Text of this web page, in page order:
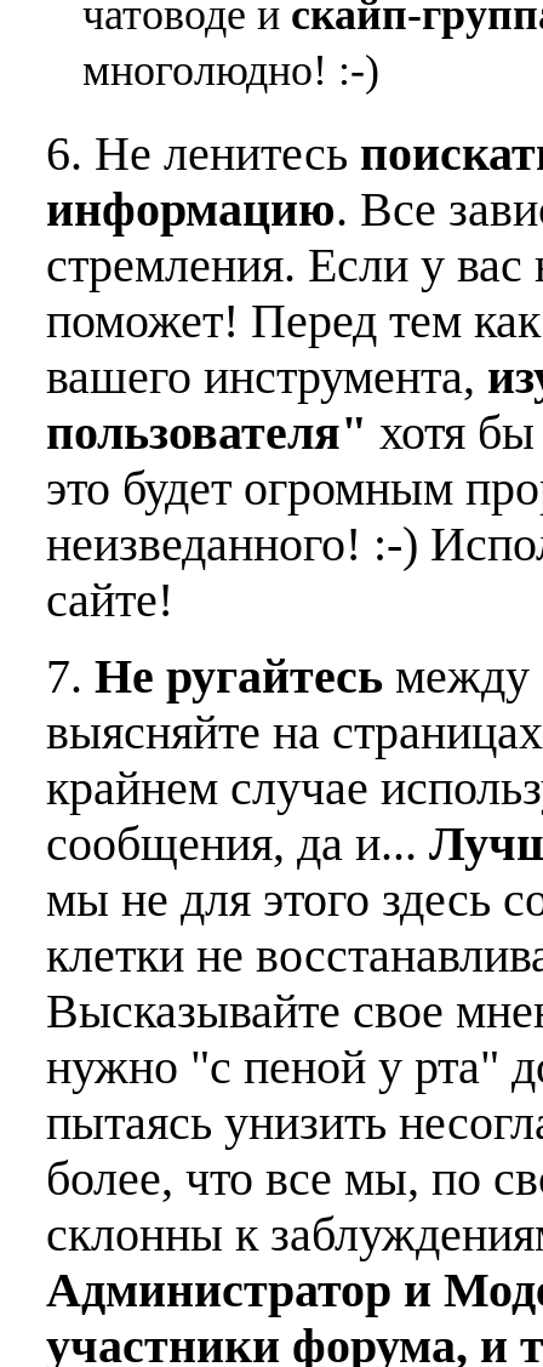
чатоводе и скайп-
многолюдно! :-)
6. Не ленитесь
информацию. Все
стремления. Если у
поможет! Перед тем
вашего инструмента,
пользователя" хотя
это будет огромным
неизведанного! :-)
сайте!
7. Не ругайтесь между
выясняйте на
крайнем случае
сообщения, да и...
мы не для этого здесь
клетки не
Высказывайте свое
нужно "с пеной у рта"
пытаясь унизить
более, что все мы, по
склонны к
Администратор и
участники форума, и